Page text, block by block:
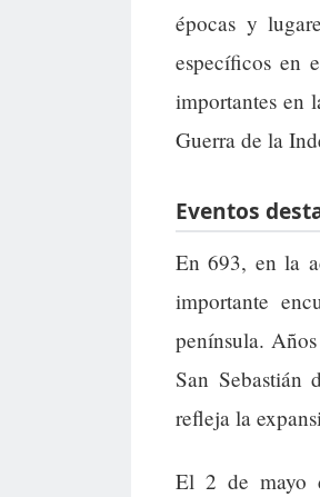
épocas y
específicos en
importantes en
Guerra de la
Eventos
En 693, en la
importante
península.
San Sebastián
refleja la
El 2 de mayo